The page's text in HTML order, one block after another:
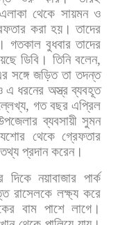
এলাকা থেকে সায়মন ও
করা হয়। তাদের
। গতকাল বুধবার তাদের
ডিবি। তিনি বলেন,
সঙ্গে জড়িত তা তদন্ত
এ ধরনের অস্ত্র ব্যবহূত
, গত বছর এপ্রিল
ব্যবসায়ী সুমন
যশোর থেকে গ্রেফতার
তথ্য প্রদান করেন।
দিকে নয়াবাজার পার্ক
রাসেলকে লক্ষ্য করে
বাম পাশে লাগে।